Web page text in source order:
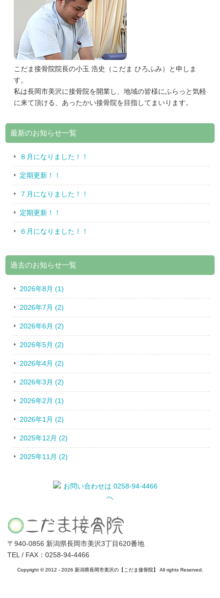
こだま接骨院院長の小玉 浩史（こだま ひろふみ）と申しま
す。
私は長岡市美沢に接骨院を開業し、地域の皆様にふらっと気軽
に来て頂ける、あったかい接骨院を目指してまいります。
最新のお知らせ一覧
８月になりました！！
定期更新！！
７月になりました！！
定期更新！！
６月になりました！！
過去のお知らせ一覧
2026年8月 (1)
2026年7月 (2)
2026年6月 (2)
2026年5月 (2)
2026年4月 (2)
2026年3月 (2)
2026年2月 (1)
2026年1月 (2)
2025年12月 (2)
2025年11月 (2)
〒940-0856 新潟県長岡市美沢3丁目620番地
TEL / FAX：0258-94-4466
Copyright © 2012 - 2026 新潟県長岡市美沢の【こだま接骨院】 All rights Reserved.